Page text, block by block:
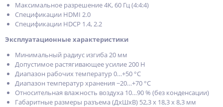
Максимальное разрешение 4K, 60 Гц (4:4:4)
Спецификации HDMI 2.0
Спецификации HDCP 1.4, 2.2
Эксплуатационные характеристики
Минимальный радиус изгиба 20 мм
Допустимое растягивающее усилие 200 Н
Диапазон рабочих температур 0…+50 °C
Диапазон температур хранения −20…+70 °C
Относительная влажность воздуха 10…90 % (без конденсации)
Габаритные размеры разъема (ДxШxВ) 52,3 x 18,3 x 8,3 мм